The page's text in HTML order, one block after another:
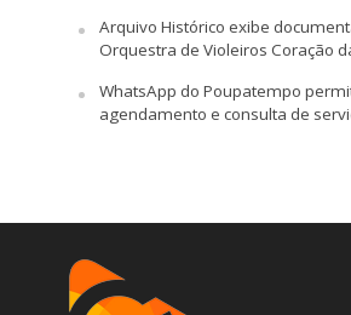
Arquivo Histórico exibe
Orquestra de Violeiros Coração
WhatsApp do Poupatempo
agendamento e consulta de